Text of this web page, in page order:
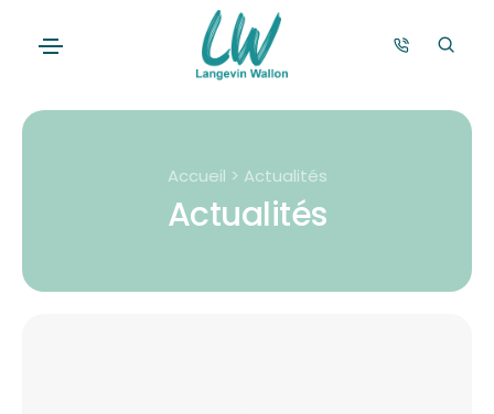
Accueil > Actualités
Actualités